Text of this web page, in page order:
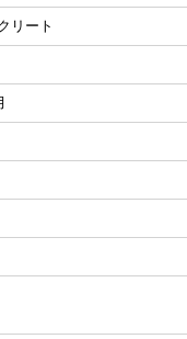
リート